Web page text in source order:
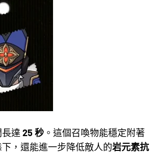
達 25 秒 。這個召喚物能穩定附著
，還能進一步降低敵人的岩元素抗